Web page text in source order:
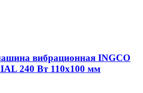
вибрационная INGCO
240 Вт 110х100 мм